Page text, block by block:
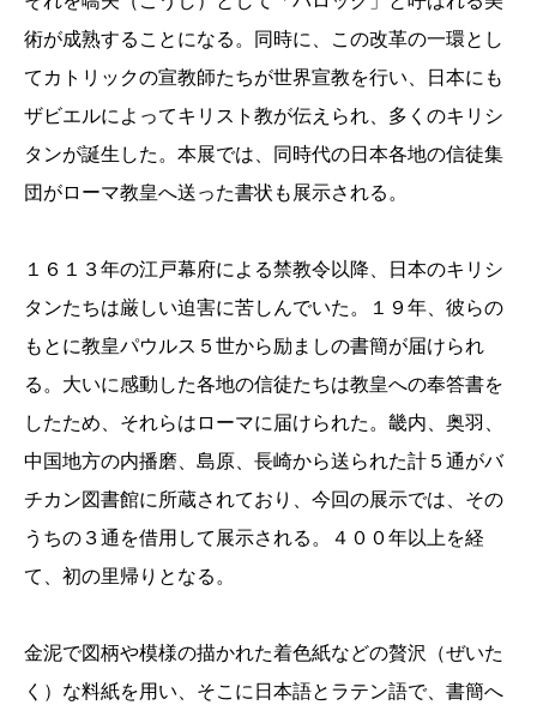
術が成熟することになる。同時に、この改革の一環とし
てカトリックの宣教師たちが世界宣教を行い、日本にも
ザビエルによってキリスト教が伝えられ、多くのキリシ
タンが誕生した。本展では、同時代の日本各地の信徒集
団がローマ教皇へ送った書状も展示される。
１６１３年の江戸幕府による禁教令以降、日本のキリシ
タンたちは厳しい迫害に苦しんでいた。１９年、彼らの
もとに教皇パウルス５世から励ましの書簡が届けられ
る。大いに感動した各地の信徒たちは教皇への奉答書を
したため、それらはローマに届けられた。畿内、奥羽、
中国地方の内播磨、島原、長崎から送られた計５通がバ
チカン図書館に所蔵されており、今回の展示では、その
うちの３通を借用して展示される。４００年以上を経
て、初の里帰りとなる。
金泥で図柄や模様の描かれた着色紙などの贅沢（ぜいた
く）な料紙を用い、そこに日本語とラテン語で、書簡へ